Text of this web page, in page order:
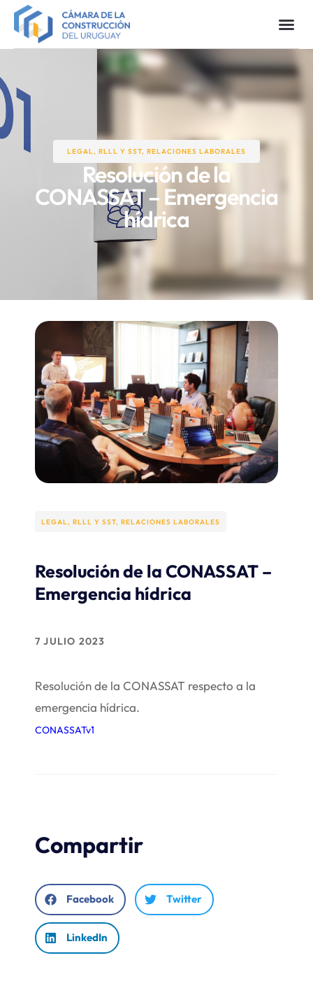
LEGAL, RLLL Y SST, RELACIONES LABORALES​
Resolución de la
CONASSAT – Emergencia
hídrica
LEGAL, RLLL Y SST, RELACIONES LABORALES​
Resolución de la CONASSAT –
Emergencia hídrica
7 JULIO 2023
Resolución de la CONASSAT respecto a la
emergencia hídrica.
CONASSATv1
Compartir
Facebook Twitter
LinkedIn